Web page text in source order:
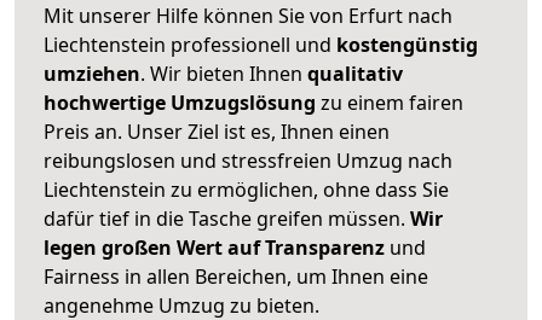
Mit unserer Hilfe können Sie von Erfurt nach
Liechtenstein professionell und kostengünstig
umziehen. Wir bieten Ihnen qualitativ
hochwertige Umzugslösung zu einem fairen
Preis an. Unser Ziel ist es, Ihnen einen
reibungslosen und stressfreien Umzug nach
Liechtenstein zu ermöglichen, ohne dass Sie
dafür tief in die Tasche greifen müssen. Wir
legen großen Wert auf Transparenz und
Fairness in allen Bereichen, um Ihnen eine
angenehme Umzug zu bieten.